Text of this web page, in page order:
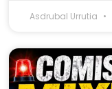
Asdrubal Urrutia